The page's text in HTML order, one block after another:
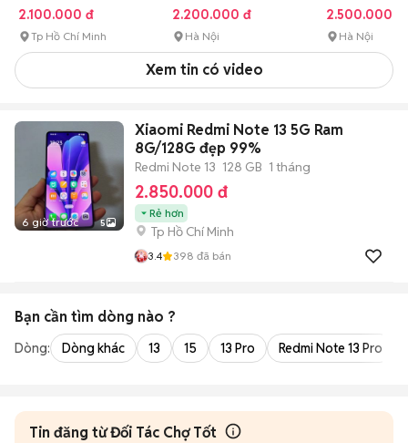
2.100.000 đ
Tp Hồ Chí Minh
2.200.000 đ
Hà Nội
2.500.000 đ
Hà Nội
Xem tin có video
6 giờ trước 5
Xiaomi Redmi Note 13 5G Ram
8G/128G đẹp 99%
Redmi Note 13 128 GB 1 tháng
2.850.000 đ
Rẻ hơn
Tp Hồ Chí Minh
3.4 398 đã bán
Bạn cần tìm dòng nào ?
Dòng: Dòng khác 13 15 13 Pro Redmi Note 13 Pro
Tin đăng từ Đối Tác Chợ Tốt